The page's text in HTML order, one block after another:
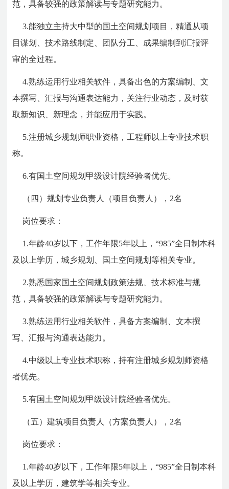
范，具备较强的政策解读与专题研究能力。
3.能独立主持大中型的国土空间规划项目，精通从项
目谋划、技术路线制定、团队分工、成果编制到汇报评
审的全过程。
4.熟练运用行业相关软件，具备出色的方案编制、文
本撰写、汇报与沟通表达能力，关注行业动态，及时获
取新知识、新理念，并能应用于实践。
5.注册城乡规划师职业资格，工程师以上专业技术职
称。
6.有国土空间规划甲级设计院经验者优先。
（四）规划专业负责人（项目负责人），2名
岗位要求：
1.年龄40岁以下，工作年限5年以上，“985”全日制本科
及以上学历，城乡规划、国土空间规划等相关专业。
2.熟悉国家国土空间规划政策法规、技术标准与规
范，具备较强的政策解读与专题研究能力。
3.熟练运用行业相关软件，具备方案编制、文本撰
写、汇报与沟通表达能力。
4.中级以上专业技术职称，持有注册城乡规划师资格
者优先。
5.有国土空间规划甲级设计院经验者优先。
（五）建筑项目负责人（方案负责人），2名
岗位要求：
1.年龄40岁以下，工作年限5年以上，“985”全日制本科
及以上学历，建筑学等相关专业。